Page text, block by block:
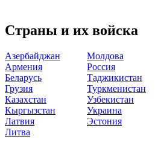
Страны и их войска
Азербайджан
Армения
Беларусь
Грузия
Казахстан
Кыргызстан
Латвия
Литва
Молдова
Россия
Таджикистан
Туркменистан
Узбекистан
Украина
Эстония